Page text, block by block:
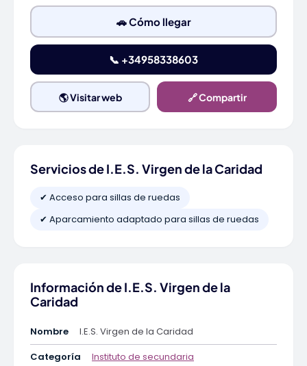
🚗 Cómo llegar
📞 +34958338603
🌎 Visitar web 🔗 Compartir
Servicios de I.E.S. Virgen de la Caridad
✔ Acceso para sillas de ruedas
✔ Aparcamiento adaptado para sillas de ruedas
Información de I.E.S. Virgen de la
Caridad
Nombre
I.E.S. Virgen de la Caridad
Categoría
Instituto de secundaria